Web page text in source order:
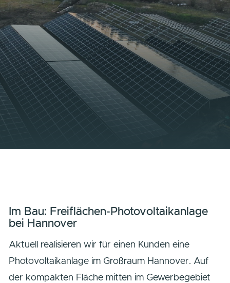
Im Bau: Freiflächen-
bei Hannover